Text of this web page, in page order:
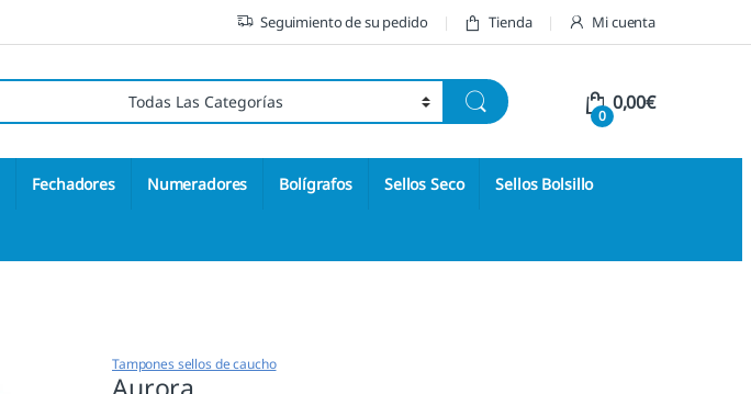
Seguimiento de su pedido Tienda Mi cuenta
0
0,00€
Fechadores Numeradores Bolígrafos Sellos Seco Sellos Bolsillo
Tampones sellos de caucho